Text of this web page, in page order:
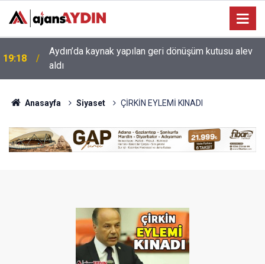
17:34 Aydın’da otomobil karşı şeritteki araca çarptı
Anasayfa Siyaset ÇİRKİN EYLEMİ KINADI